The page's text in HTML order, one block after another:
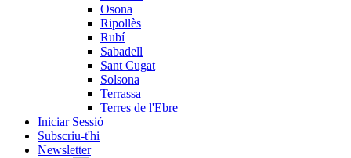
Osona
Ripollès
Rubí
Sabadell
Sant Cugat
Solsona
Terrassa
Terres de l'Ebre
Iniciar Sessió
Subscriu-t'hi
Newsletter